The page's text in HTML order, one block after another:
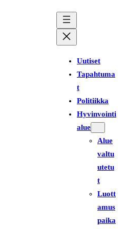
Uutiset
Tapahtuma
t
Politiikka
Hyvinvointi
alue
Alue
valtu
utetu
t
Luott
amus
paika